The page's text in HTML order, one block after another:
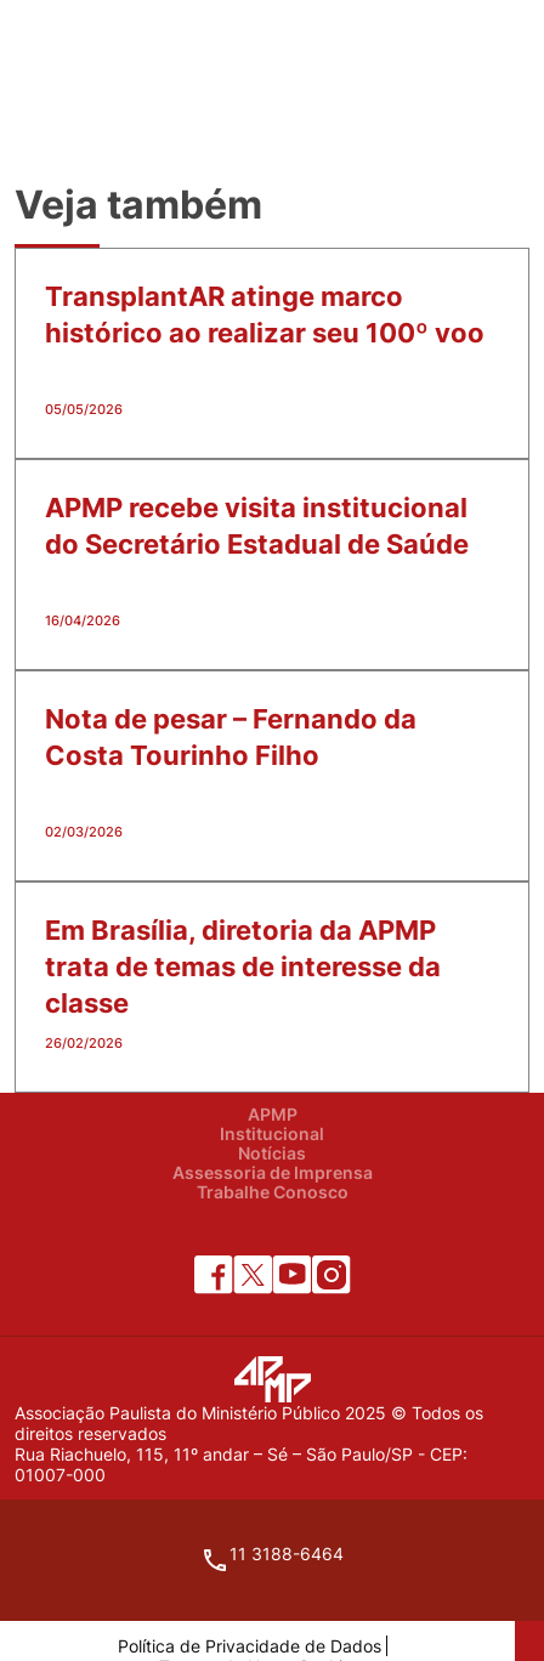
Veja também
TransplantAR atinge marco
histórico ao realizar seu 100º voo
05/05/2026
APMP recebe visita institucional
do Secretário Estadual de Saúde
16/04/2026
Nota de pesar – Fernando da
Costa Tourinho Filho
02/03/2026
Em Brasília, diretoria da APMP
trata de temas de interesse da
classe
26/02/2026
APMP
Institucional
Notícias
Assessoria de Imprensa
Trabalhe Conosco
Associação Paulista do Ministério Público 2025 © Todos os
direitos reservados
Rua Riachuelo, 115, 11º andar – Sé – São Paulo/SP - CEP:
01007-000
11 3188-6464
Política de Privacidade de Dados